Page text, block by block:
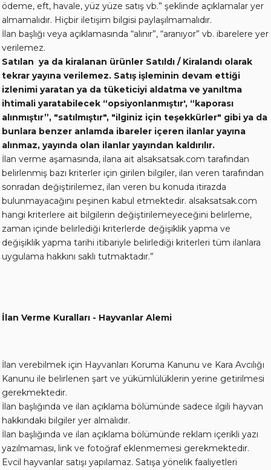
ödeme, eft, havale, yüz yüze satış vb.” şeklinde açıklamalar yer
almamalıdır. Hiçbir iletişim bilgisi paylaşılmamalıdır.
İlan başlığı veya açıklamasında “alınır”, “aranıyor” vb. ibarelere yer
verilemez.
Satılan ya da kiralanan ürünler Satıldı / Kiralandı olarak
tekrar yayına verilemez. Satış işleminin devam ettiği
izlenimi yaratan ya da tüketiciyi aldatma ve yanıltma
ihtimali yaratabilecek “opsiyonlanmıştır', “kaporası
alınmıştır”, "satılmıştır", "ilginiz için teşekkürler" gibi ya da
bunlara benzer anlamda ibareler içeren ilanlar yayına
alınmaz, yayında olan ilanlar yayından kaldırılır.
İlan verme aşamasında, ilana ait alsaksatsak.com tarafından
belirlenmiş bazı kriterler için girilen bilgiler, ilan veren tarafından
sonradan değiştirilemez, ilan veren bu konuda itirazda
bulunmayacağını peşinen kabul etmektedir. alsaksatsak.com
hangi kriterlere ait bilgilerin değiştirilemeyeceğini belirleme,
zaman içinde belirlediği kriterlerde değişiklik yapma ve
değişiklik yapma tarihi itibariyle belirlediği kriterleri tüm ilanlara
uygulama hakkını saklı tutmaktadır.”
İlan Verme Kuralları - Hayvanlar Alemi
İlan verebilmek için Hayvanları Koruma Kanunu ve Kara Avcılığı
Kanunu ile belirlenen şart ve yükümlülüklerin yerine getirilmesi
gerekmektedir.
İlan başlığında ve ilan açıklama bölümünde sadece ilgili hayvan
hakkındaki bilgiler yer almalıdır.
İlan başlığında ve ilan açıklama bölümünde reklam içerikli yazı
yazılmaması, link ve fotoğraf eklenmemesi gerekmektedir.
Evcil hayvanlar satışı yapılamaz. Satışa yönelik faaliyetleri